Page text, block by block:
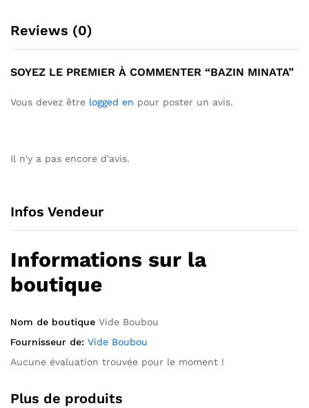
Reviews (0)
SOYEZ LE PREMIER À COMMENTER “BAZIN MINATA”
Vous devez être logged en pour poster un avis.
Il n'y a pas encore d'avis.
Infos Vendeur
Informations sur la
boutique
Nom de boutique Vide Boubou
Fournisseur de: Vide Boubou
Aucune évaluation trouvée pour le moment !
Plus de produits